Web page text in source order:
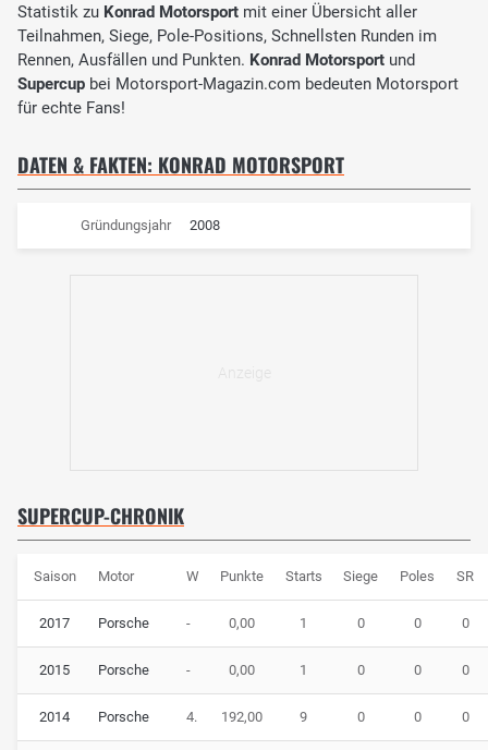
Statistik zu Konrad Motorsport mit einer Übersicht aller
Teilnahmen, Siege, Pole-Positions, Schnellsten Runden im
Rennen, Ausfällen und Punkten. Konrad Motorsport und
Supercup bei Motorsport-Magazin.com bedeuten Motorsport
für echte Fans!
DATEN & FAKTEN: KONRAD MOTORSPORT
Gründungsjahr 2008
SUPERCUP-CHRONIK
Saison Motor W Punkte Starts Siege Poles SR
2017 Porsche - 0,00 1 0 0 0
2015 Porsche - 0,00 1 0 0 0
2014 Porsche 4. 192,00 9 0 0 0